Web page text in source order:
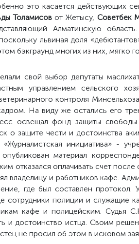
это касается действующих
Толамисовот Жетысу, Советбек
Алматинскую
львиная доля
бэкграунд многих из них, мягко
свой выбор депутаты
управлением сельского
контроля
На виду же остались его
освещал фонд защиты свободы
о защите чести и достоинства
инициатива» -
материал
отказался оплачивать счет
владелицу и работников кафе.
где был составлен протокол.
полиции и служащие
кафе и полицейским. Судья
и достоинство истца. Своим
не просил об этом в исковом